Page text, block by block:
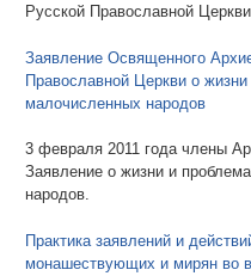
Русской Православной Церкви.
Заявление Освященного
Православной Церкви о
малочисленных народов
3 февраля 2011 года члены
Заявление о жизни и
народов.
Практика заявлений и
монашествующих и мирян во